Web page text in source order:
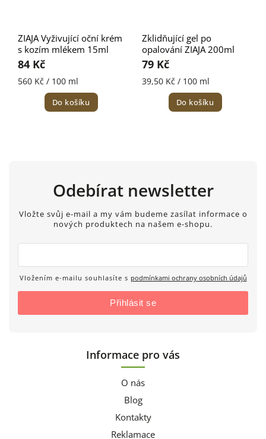
ZIAJA Vyživující oční krém
s kozím mlékem 15ml
84 Kč
560 Kč / 100 ml
Do košíku
Zklidňující gel po
opalování ZIAJA 200ml
79 Kč
39,50 Kč / 100 ml
Do košíku
Odebírat newsletter
Vložte svůj e-mail a my vám budeme zasílat informace o
nových produktech na našem e-shopu.
Vložením e-mailu souhlasíte s podmínkami ochrany osobních údajů
Přihlásit se
Informace pro vás
O nás
Blog
Kontakty
Reklamace